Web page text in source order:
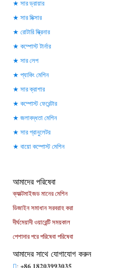
সার ড্রায়ার
সার মিক্সার
রোটারি স্ক্রিনার
কম্পোস্ট টার্নার
সার লেপ
প্যাকিং মেশিন
সার ক্রাশার
কম্পোস্ট ফেরেন্টার
জলাবদ্ধতা মেশিন
সার গ্রানুলেটর
বায়ো কম্পোস্ট মেশিন
আমাদের পরিষেবা
ক্যাক্টমাইজড মানের মেশিন
ডিজাইন সমাধান সরবরাহ করা
দীর্ঘমেয়াদী ওয়ারেন্টি সময়কাল
পেশাদার পরে পরিষেবা পরিষেবা
আমাদের সাথে যোগাযোগ করুন
: +86 18203993035